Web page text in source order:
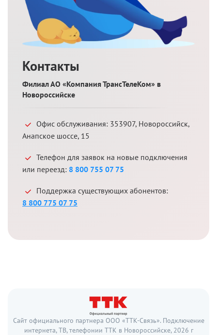
Контакты
Филиал АО «Компания ТрансТелеКом» в
Новороссийске
Офис обслуживания: 353907, Новороссийск,
Анапское шоссе, 15
Телефон для заявок на новые подключения
или переезд: 8 800 755 07 75
Поддержка существующих абонентов:
8 800 775 07 75
Сайт официального партнера ООО «ТТК-Связь». Подключение
интернета, ТВ, телефонии ТТК в Новороссийске, 2026 г